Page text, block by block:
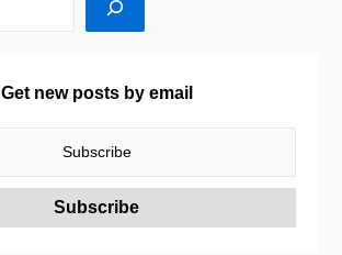
Get new posts by email